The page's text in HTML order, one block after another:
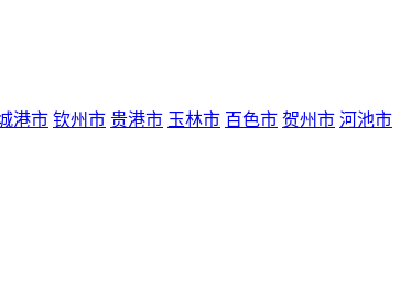
港市 钦州市 贵港市 玉林市 百色市 贺州市 河池市